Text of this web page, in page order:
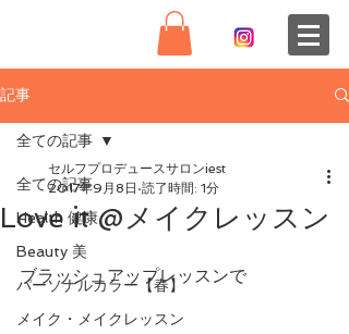
記事
全ての記事
Health 健康
Beauty 美
パーソナルカラー【春】
メイク・メイクレッスン
全ての記事
Love it @メイクレッスン
セルフプロデュースサロンiest
2017年9月8日 読了時間: 1分
ブラッシュアップレッスンで